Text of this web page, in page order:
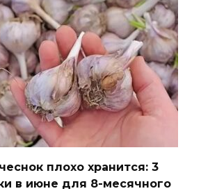
плохо хранится: 3
в июне для 8-месячного